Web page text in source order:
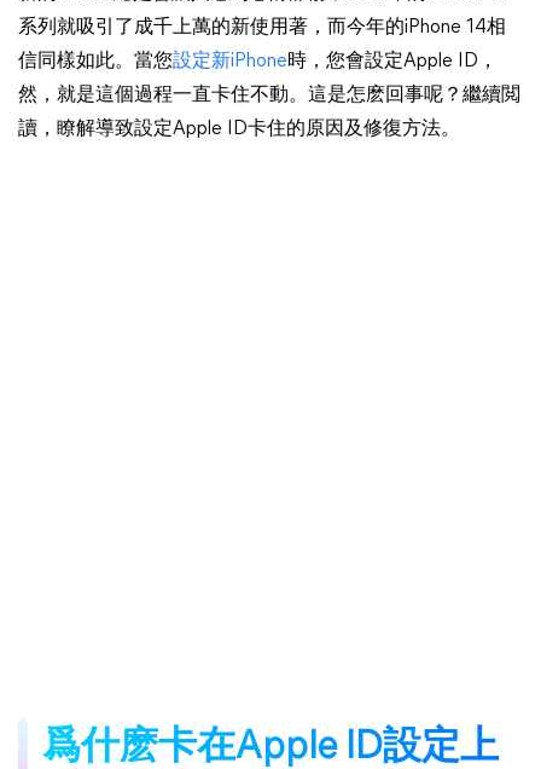
系列就吸引了成千上萬的新使用著，而今年的iPhone 14相
信同樣如此。當您設定新iPhone時，您會設定Apple ID，
然，就是這個過程一直卡住不動。這是怎麽回事呢？繼續閲
讀，瞭解導致設定Apple ID卡住的原因及修復方法。
爲什麽卡在Apple ID設定上